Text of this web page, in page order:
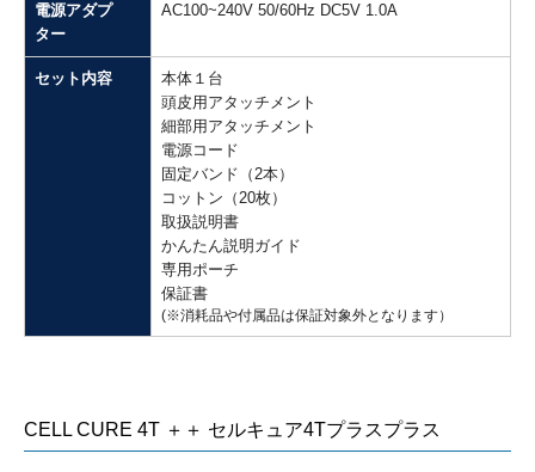
電源アダプ
ター
AC100~240V 50/60Hz DC5V 1.0A
セット内容
本体１台
頭皮用アタッチメント
細部用アタッチメント
電源コード
固定バンド（2本）
コットン（20枚）
取扱説明書
かんたん説明ガイド
専用ポーチ
保証書
(※消耗品や付属品は保証対象外となります）
CELL CURE 4T ＋＋ セルキュア4Tプラスプラス